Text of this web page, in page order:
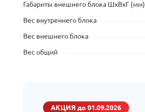
Габариты внешнего блока ШхВхГ (мм)
Вес внутреннего блока
Вес внешнего блока
Вес общий
АКЦИЯ до 01.09.2026